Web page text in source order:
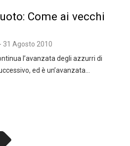
Come ai vecchi
- 31 Agosto 2010
l’avanzata degli azzurri di
ed è un’avanzata…